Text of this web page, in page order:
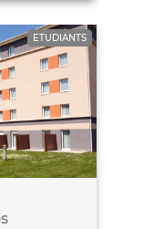
ETUDIANTS